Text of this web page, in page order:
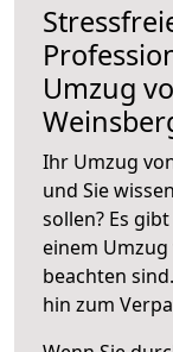
Umzug
Ihr Umzug
und Sie
sollen? Es
einem
beachten sind.
hin zum